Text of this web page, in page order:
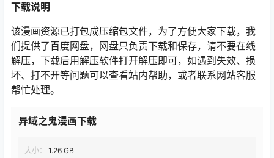
下载说明
该漫画资源已打包成压缩包文件，为了方便大家下载，我
们提供了百度网盘，网盘只负责下载和保存，请不要在线
解压，下载后用解压软件打开解压即可，如遇到失效、损
坏、打不开等问题可以查看站内帮助，或者联系网站客服
帮忙处理。
异域之鬼漫画下载
大小：
1.26 GB